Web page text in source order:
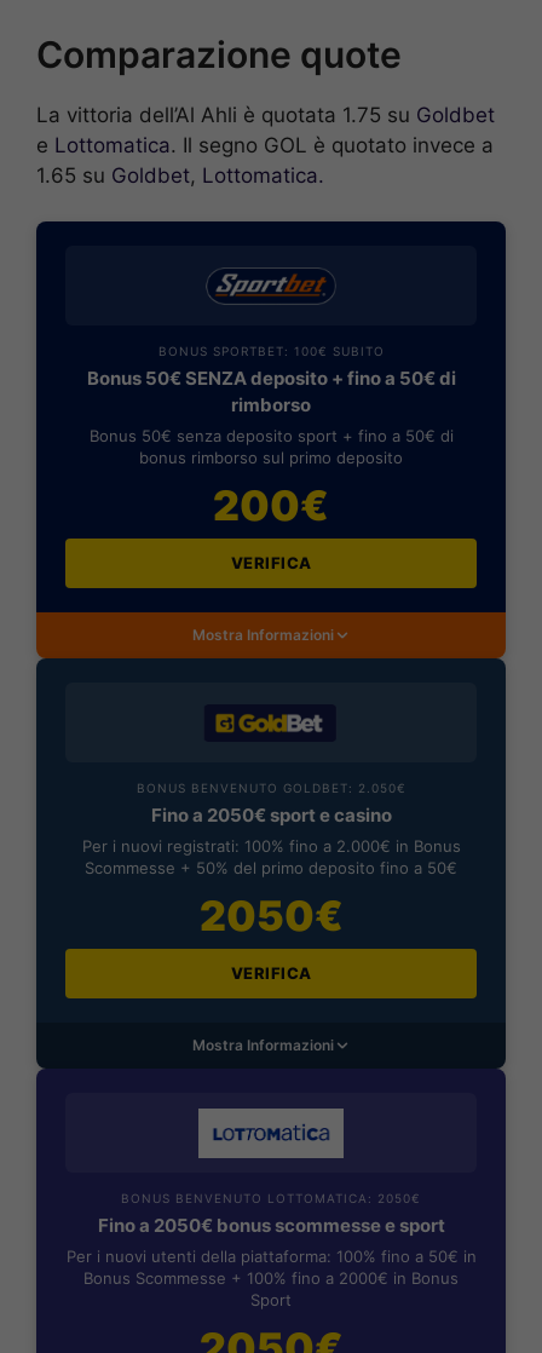
Comparazione quote
La vittoria dell’Al Ahli è quotata 1.75 su Goldbet
e Lottomatica. Il segno GOL è quotato invece a
1.65 su Goldbet, Lottomatica.
BONUS SPORTBET: 100€ SUBITO
Bonus 50€ SENZA deposito + fino a 50€ di
rimborso
Bonus 50€ senza deposito sport + fino a 50€ di
bonus rimborso sul primo deposito
200€
VERIFICA
Mostra Informazioni
BONUS BENVENUTO GOLDBET: 2.050€
Fino a 2050€ sport e casino
Per i nuovi registrati: 100% fino a 2.000€ in Bonus
Scommesse + 50% del primo deposito fino a 50€
2050€
VERIFICA
Mostra Informazioni
BONUS BENVENUTO LOTTOMATICA: 2050€
Fino a 2050€ bonus scommesse e sport
Per i nuovi utenti della piattaforma: 100% fino a 50€ in
Bonus Scommesse + 100% fino a 2000€ in Bonus
Sport